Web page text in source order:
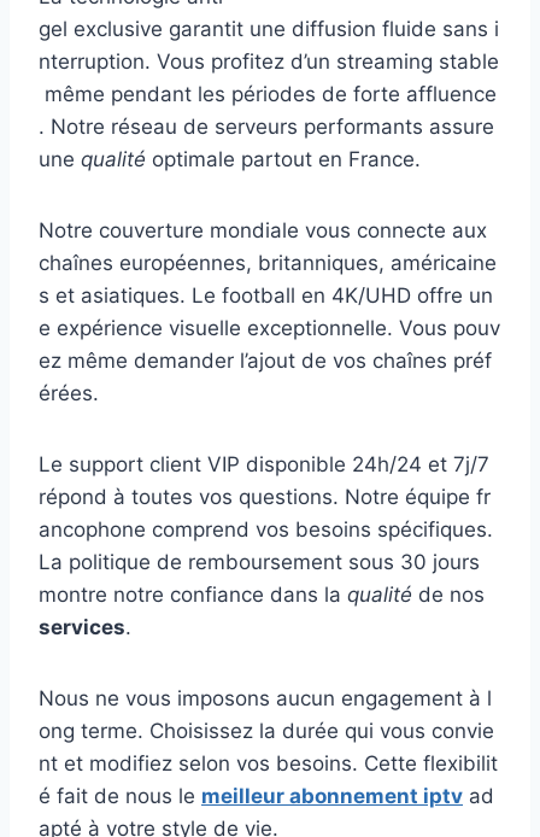
gel exclusive garantit une diffusion fluide sans i
nterruption. Vous profitez d’un streaming stable
même pendant les périodes de forte affluence
. Notre réseau de serveurs performants assure
une qualité optimale partout en France.
Notre couverture mondiale vous connecte aux
chaînes européennes, britanniques, américaine
s et asiatiques. Le football en 4K/UHD offre un
e expérience visuelle exceptionnelle. Vous pouv
ez même demander l’ajout de vos chaînes préf
érées.
Le support client VIP disponible 24h/24 et 7j/7
répond à toutes vos questions. Notre équipe fr
ancophone comprend vos besoins spécifiques.
La politique de remboursement sous 30 jours
montre notre confiance dans la qualité de nos
services.
Nous ne vous imposons aucun engagement à l
ong terme. Choisissez la durée qui vous convie
nt et modifiez selon vos besoins. Cette flexibilit
é fait de nous le meilleur abonnement iptv ad
apté à votre style de vie.